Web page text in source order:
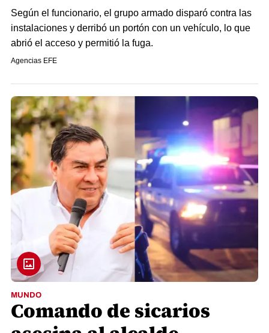
Según el funcionario, el grupo armado disparó contra las
instalaciones y derribó un portón con un vehículo, lo que
abrió el acceso y permitió la fuga.
Agencias EFE
MUNDO
Comando de sicarios